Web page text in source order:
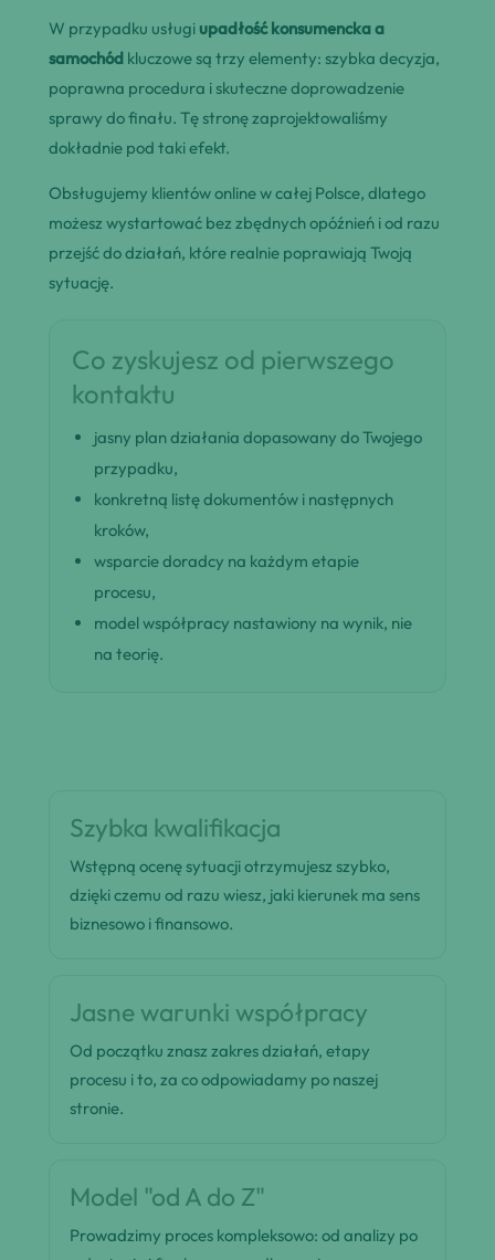
W przypadku usługi upadłość konsumencka a
samochód kluczowe są trzy elementy: szybka decyzja,
poprawna procedura i skuteczne doprowadzenie
sprawy do finału. Tę stronę zaprojektowaliśmy
dokładnie pod taki efekt.
Obsługujemy klientów online w całej Polsce, dlatego
możesz wystartować bez zbędnych opóźnień i od razu
przejść do działań, które realnie poprawiają Twoją
sytuację.
Co zyskujesz od pierwszego
kontaktu
jasny plan działania dopasowany do Twojego
przypadku,
konkretną listę dokumentów i następnych
kroków,
wsparcie doradcy na każdym etapie
procesu,
model współpracy nastawiony na wynik, nie
na teorię.
Szybka kwalifikacja
Wstępną ocenę sytuacji otrzymujesz szybko,
dzięki czemu od razu wiesz, jaki kierunek ma sens
biznesowo i finansowo.
Jasne warunki współpracy
Od początku znasz zakres działań, etapy
procesu i to, za co odpowiadamy po naszej
stronie.
Model "od A do Z"
Prowadzimy proces kompleksowo: od analizy po